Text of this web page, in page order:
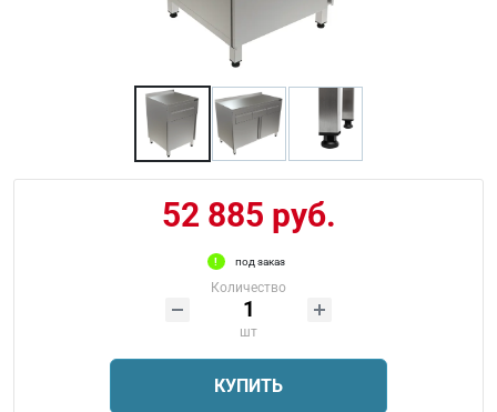
52 885 руб.
под заказ
Количество
шт
КУПИТЬ